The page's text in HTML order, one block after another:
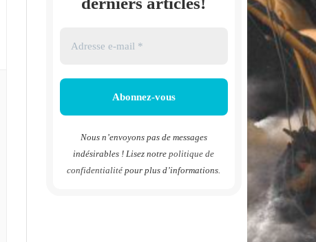
Nous n’envoyons pas de messages
indésirables ! Lisez notrepolitique de
confidentialité pour plus d’informations.